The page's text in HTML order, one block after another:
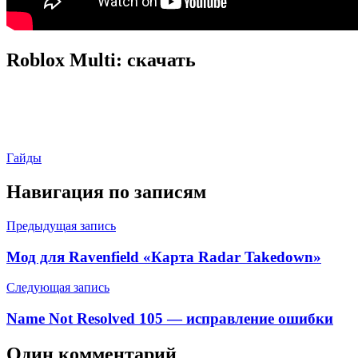
Roblox Multi: скачать
Гайды
Навигация по записям
Предыдущая запись
Мод для Ravenfield «Карта Radar Takedown»
Следующая запись
Name Not Resolved 105 — исправление ошибки